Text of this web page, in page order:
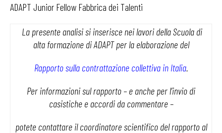
ADAPT Junior Fellow Fabbrica dei Talenti
La presente analisi si inserisce nei lavori della Scuola di
alta formazione di ADAPT per la elaborazione del
Rapporto sulla contrattazione collettiva in Italia.
Per informazioni sul rapporto – e anche per l’invio di
casistiche e accordi da commentare –
potete contattare il coordinatore scientifico del rapporto al